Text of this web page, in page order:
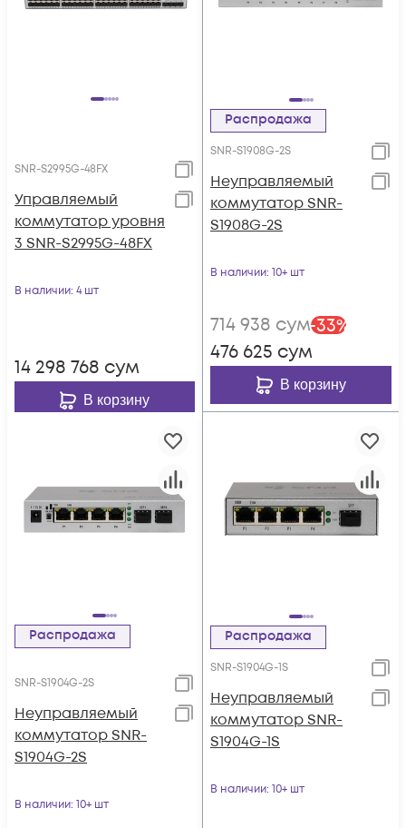
SNR-S2995G-48FX
Управляемый
коммутатор уровня
3 SNR-S2995G-48FX
В наличии: 4 шт
14 298 768 сум
В корзину
Распродажа
SNR-S1908G-2S
Неуправляемый
коммутатор SNR-
S1908G-2S
В наличии: 10+ шт
714 938 сум-33%
476 625 сум
В корзину
Распродажа
SNR-S1904G-2S
Неуправляемый
коммутатор SNR-
S1904G-2S
В наличии: 10+ шт
Распродажа
SNR-S1904G-1S
Неуправляемый
коммутатор SNR-
S1904G-1S
В наличии: 10+ шт